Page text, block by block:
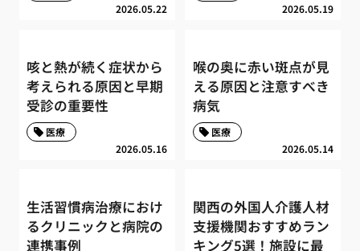
2026.05.22 2026.05.19
咳と熱が続く症状から
考えられる原因と早期
受診の重要性
2026.05.16
医療
喉の奥に赤い斑点が見
える原因と注意すべき
病気
2026.05.14
医療
生活習慣病治療におけ
るクリニックと病院の
連携事例
関西の外国人介護人材
支援機関おすすめラン
キング5選！施設に最